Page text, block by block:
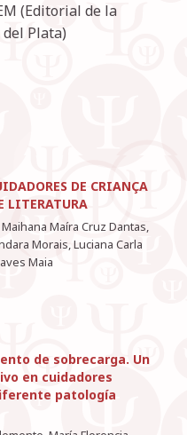
(Editorial de la
Plata)
DE CRIANÇA
LITERATURA
Maíra Cruz Dantas,
Morais, Luciana Carla
Maia
de sobrecarga. Un
en cuidadores
patología